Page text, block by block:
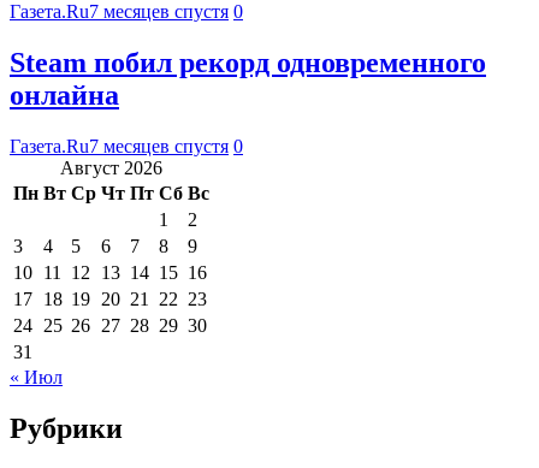
Газета.Ru7 месяцев спустя 0
Steam побил рекорд одновременного
онлайна
Газета.Ru7 месяцев спустя 0
Август 2026
Пн Вт Ср Чт Пт Сб Вс
1
2
3
4 5 6 7 8
9
10 11 12 13 14 15 16
17 18 19 20 21 22 23
24 25 26 27 28 29 30
31
« Июл
Рубрики